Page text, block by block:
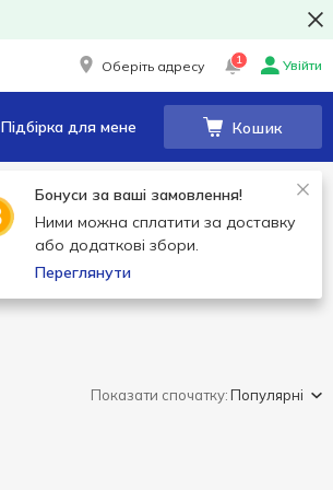
Оберіть адресу 1 Увійти
Підбірка для мене Кошик
Бонуси за ваші замовлення!
Ними можна сплатити за доставку
або додаткові збори.
Переглянути
Показати спочатку:Популярні